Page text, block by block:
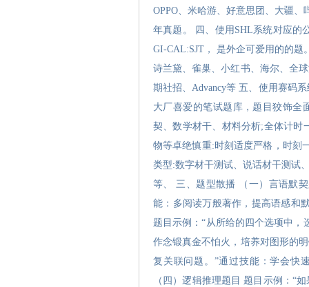
OPPO、米哈游、好意思团、大疆
年真题。 四、使用SHL系统对应的
GI-CAL:SJT， 是外企可爱用的的
诗兰黛、雀巢、小红书、海尔、全
期社招、Advancy等 五、使用赛码
大厂喜爱的笔试题库，题目狡饰全
契、数学材干、材料分析;全体计时
物等卓绝慎重:时刻适度严格，时刻
类型:数字材干测试、说话材干测试
等、 三、题型散播 （一）言语默
能：多阅读万般著作，提高语感和
题目示例：“从所给的四个选项中，
作念锻真金不怕火，培养对图形的
复关联问题。”通过技能：学会快
（四）逻辑推理题目 题目示例：“